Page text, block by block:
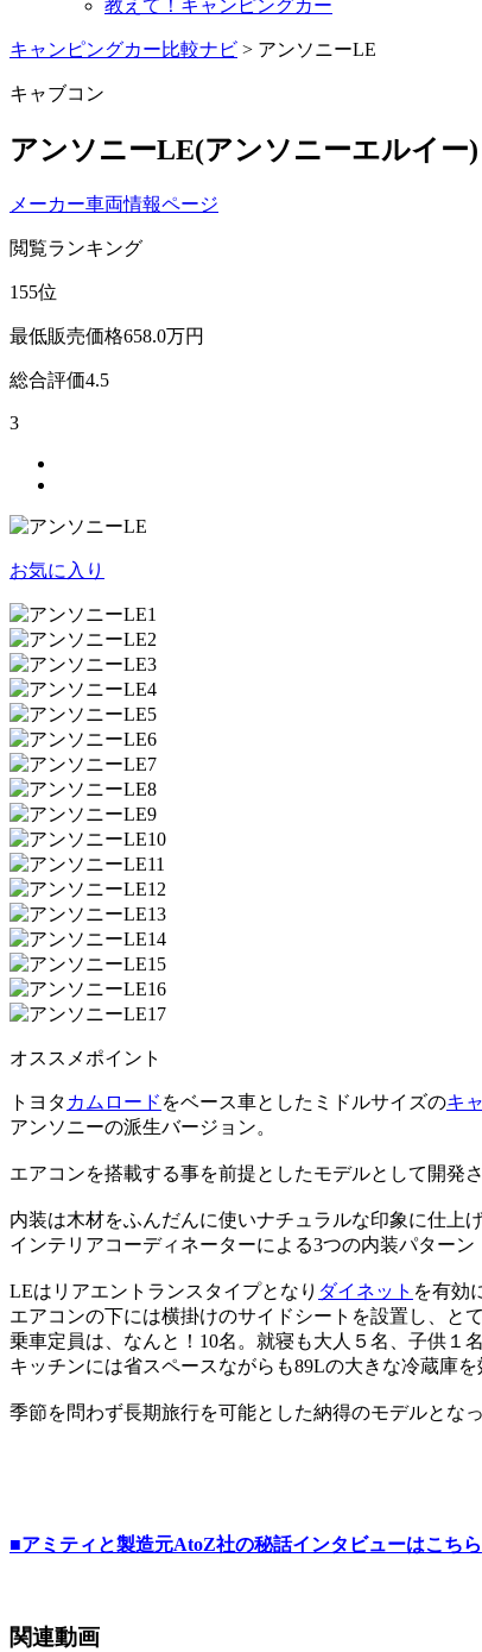
教えて！キャンピングカー
キャンピングカー比較ナビ > アンソニーLE
キャブコン
アンソニーLE(アンソニーエルイー)
メーカー車両情報ページ
閲覧ランキング
155位
最低販売価格658.0万円
総合評価4.5
3
お気に入り
オススメポイント
トヨタ カムロード をベース車としたミドルサイズのキ
アンソニーの派生バージョン。
エアコンを搭載する事を前提としたモデルとして開発さ
内装は木材をふんだんに使いナチュラルな印象に仕上げ
インテリアコーディネーターによる3つの内装パター
LEはリアエントランスタイプとなり ダイネット を有効
エアコンの下には横掛けのサイドシートを設置し、と
乗車定員は、なんと！10名。就寝も大人５名、子供１
キッチンには省スペースながらも89Lの大きな冷蔵庫を
季節を問わず長期旅行を可能とした納得のモデルとなっ
■アミティと製造元AtoZ社の秘話インタビューはこちら
関連動画